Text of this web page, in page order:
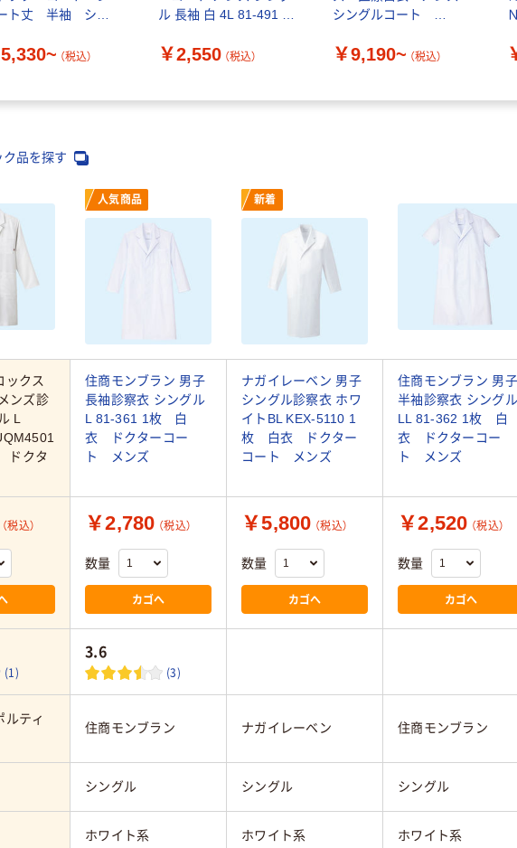
ト丈 半袖 シン
（税込）
ル 長袖 白 4L 81-491 1
ート（直送品）
￥2,550 （税込）
シングルコート
￥9,190~ （税込）
品を探す
人気商品 新着
ックス
ンズ診
L
クタ
住商モンブラン 男子
長袖診察衣 シングル
L 81-361 1枚 白
衣 ドクターコー
ト メンズ
ナガイレーベン 男子
シングル診察衣 ホワ
イトBL KEX-5110 1
枚 白衣 ドクター
コート メンズ
住商モンブラン 男子
半袖診察衣 シングル
LL 81-362 1枚 白
衣 ドクターコー
ト メンズ
（税込） ￥2,780 （税込）
数量
カゴへ
￥5,800 （税込）
数量
カゴへ
￥2,520 （税込）
数量
カゴへ
(1)
3.6
(3)
ルティ
住商モンブラン ナガイレーベン 住商モンブラン
シングル シングル シングル
ホワイト系 ホワイト系 ホワイト系